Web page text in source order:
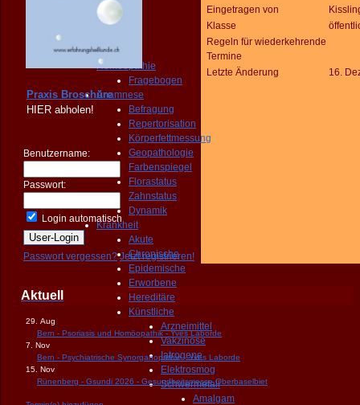
Homöopathie
Diagnose
PRAXIS
Homöopathie
Fragebogen
Anamnese
Befragung
Repertorisation
Körperfettmessung
Geopathologie
Farbenspiegel
Florastatus
Zahnstatus
Dynamik
Krankheit
Akute
Chronische
Epidemische
Erworbene
Hereditäre
Künstliche
Arzneimittel
Vakzinose
Iatrogene
Elektrosmog
Schwermetall
Amalgam
Praxis Broschüre
HIER abholen!
Benutzername:
Passwort:
Login automatisch
Passwort vergessen? Jetzt registrieren!
Eingetragen von
Klasse
Regeln für wiederkehrende
Termine
Letzte Änderung
16.
Aktuell
29. Aug
Bern - Psoriasis und Homöopathik - Yves Laborde
7. Nov
Bern - Psychiatrische Synorganopathie - Yves Laborde
15. Nov
Rünenberg - Gsundi 2026 - Gesundheitsmesse Oberbaselbiet